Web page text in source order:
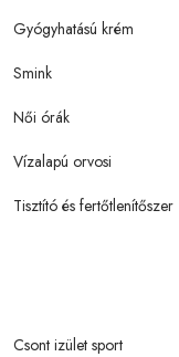
Gyógyhatású krém
Smink
Női órák
Vízalapú orvosi
Tisztító és fertőtlenítőszer
Csont izület sport